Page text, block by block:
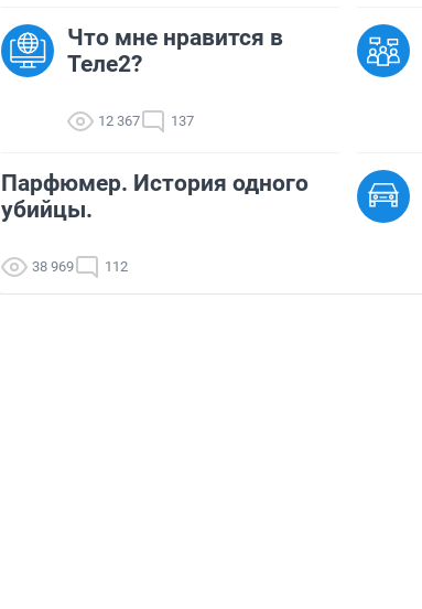
Что мне нравится в
Теле2?
12 367 137
Парфюмер. История одного
убийцы.
38 969 112